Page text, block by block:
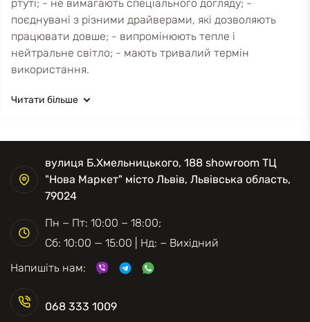
ртуті; - не вимагають спеціального догляду; -
поєднувані з різними драйверами, які дозволяють
працювати довше; - випромінюють тепле і
нейтральне світло; - мають тривалий термін
використання.
Читати більше
068 333 1009
вулиця Б.Хмельницького, 188 showroom ТЦ
"Нова Маркет" місто Львів, Львівська область,
79024
Пн − Пт: 10:00 − 18:00;
Сб: 10:00 — 15:00 | Нд: − Вихідний
Напишіть нам: